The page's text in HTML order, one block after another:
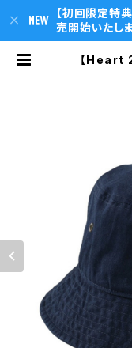
【初回限定特
売開始いたしま
【Heart